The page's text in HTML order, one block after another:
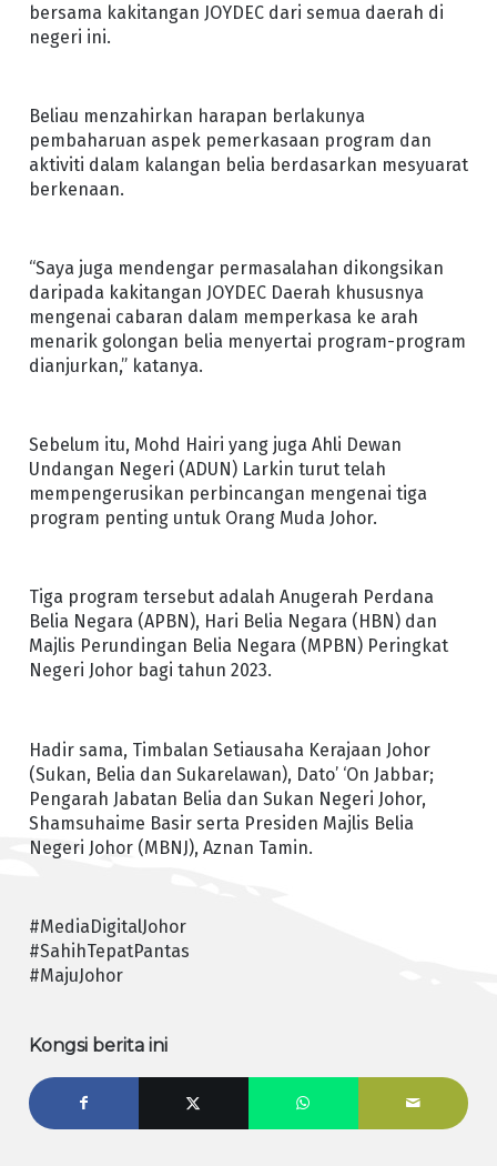
bersama kakitangan JOYDEC dari semua daerah di
negeri ini.
Beliau menzahirkan harapan berlakunya
pembaharuan aspek pemerkasaan program dan
aktiviti dalam kalangan belia berdasarkan mesyuarat
berkenaan.
“Saya juga mendengar permasalahan dikongsikan
daripada kakitangan JOYDEC Daerah khususnya
mengenai cabaran dalam memperkasa ke arah
menarik golongan belia menyertai program-program
dianjurkan,” katanya.
Sebelum itu, Mohd Hairi yang juga Ahli Dewan
Undangan Negeri (ADUN) Larkin turut telah
mempengerusikan perbincangan mengenai tiga
program penting untuk Orang Muda Johor.
Tiga program tersebut adalah Anugerah Perdana
Belia Negara (APBN), Hari Belia Negara (HBN) dan
Majlis Perundingan Belia Negara (MPBN) Peringkat
Negeri Johor bagi tahun 2023.
Hadir sama, Timbalan Setiausaha Kerajaan Johor
(Sukan, Belia dan Sukarelawan), Dato’ ‘On Jabbar;
Pengarah Jabatan Belia dan Sukan Negeri Johor,
Shamsuhaime Basir serta Presiden Majlis Belia
Negeri Johor (MBNJ), Aznan Tamin.
#MediaDigitalJohor
#SahihTepatPantas
#MajuJohor
Kongsi berita ini